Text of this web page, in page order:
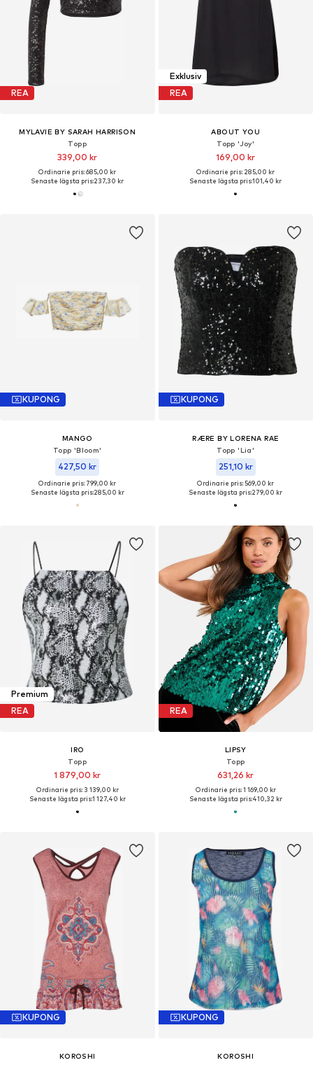
REA
MYLAVIE BY SARAH HARRISON
Topp
339,00 kr
Ordinarie pris: 685,00 kr
Senaste lägsta pris:237,30 kr
Exklusiv
REA
ABOUT YOU
Topp 'Joy'
169,00 kr
Ordinarie pris: 285,00 kr
Senaste lägsta pris:101,40 kr
KUPONG
MANGO
Topp 'Bloom'
427,50 kr
Ordinarie pris: 799,00 kr
Senaste lägsta pris:285,00 kr
KUPONG
RÆRE BY LORENA RAE
Topp 'Lia'
251,10 kr
Ordinarie pris: 569,00 kr
Senaste lägsta pris:279,00 kr
Premium
REA
IRO
Topp
1 879,00 kr
Ordinarie pris: 3 139,00 kr
Senaste lägsta pris:1 127,40 kr
REA
LIPSY
Topp
631,26 kr
Ordinarie pris: 1 169,00 kr
Senaste lägsta pris:410,32 kr
KUPONG
KOROSHI
KUPONG
KOROSHI